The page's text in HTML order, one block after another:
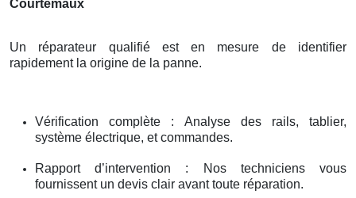
Courtemaux
Un réparateur qualifié est en mesure de identifier
rapidement la origine de la panne.
Vérification complète : Analyse des rails, tablier,
système électrique, et commandes.
Rapport d’intervention : Nos techniciens vous
fournissent un devis clair avant toute réparation.